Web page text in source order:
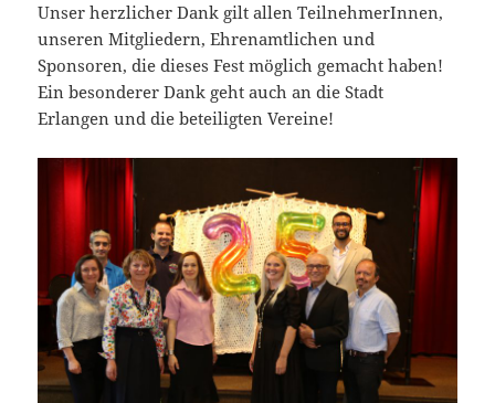
Unser herzlicher Dank gilt allen TeilnehmerInnen,
unseren Mitgliedern, Ehrenamtlichen und
Sponsoren, die dieses Fest möglich gemacht haben!
Ein besonderer Dank geht auch an die Stadt
Erlangen und die beteiligten Vereine!